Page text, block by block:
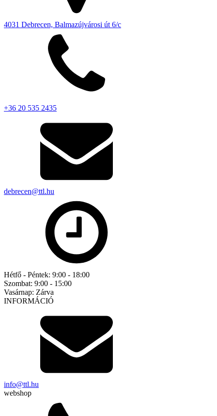
4031 Debrecen, Balmazújvárosi út 6/c
+36 20 535 2435
debrecen@ttl.hu
Hétfő - Péntek: 9:00 - 18:00
Szombat: 9:00 - 15:00
Vasárnap: Zárva
INFORMÁCIÓ
info@ttl.hu
webshop